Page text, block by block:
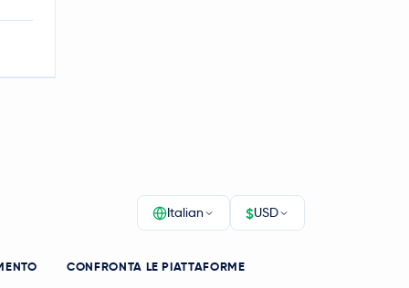
Italian $USD
CONFRONTA LE PIATTAFORME